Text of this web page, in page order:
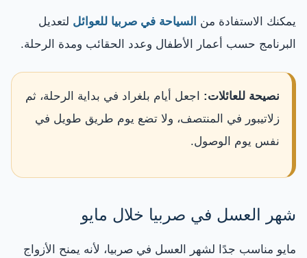
يمكنك الاستفادة من السياحة في صربيا للعوائل لتعديل
البرنامج حسب أعمار الأطفال وعدد الحقائب ومدة الرحلة.
نصيحة للعائلات: اجعل أيام بلغراد في بداية الرحلة، ثم
زلاتيبور في المنتصف، ولا تضع يوم طريق طويل في
نفس يوم الوصول.
شهر العسل في صربيا خلال مايو
مايو مناسب جدًا لشهر العسل في صربيا، لأنه يمنح الأزواج